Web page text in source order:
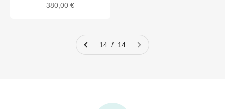
Angebot
380,00 €
14 / 14